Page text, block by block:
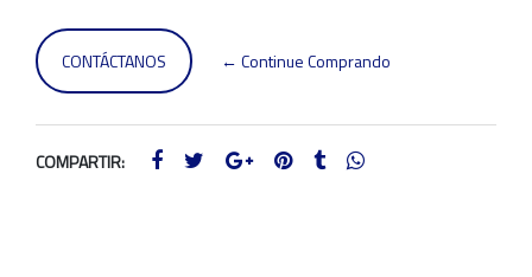
CONTÁCTANOS ← Continue Comprando
COMPARTIR: